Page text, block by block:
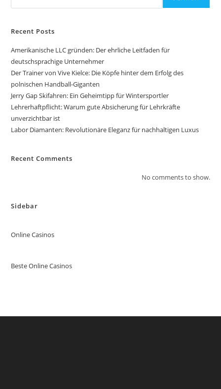
Recent Posts
Amerikanische LLC gründen: Der ehrliche Leitfaden für
deutschsprachige Unternehmer
Der Trainer von Vive Kielce: Die Köpfe hinter dem Erfolg des
polnischen Handball-Giganten
Jerry Gap Skifahren: Ein Geheimtipp für Wintersportler
Lehrerhaftpflicht: Warum gute Absicherung für Lehrkräfte
unverzichtbar ist
Labor Diamanten: Revolutionäre Eleganz für nachhaltigen Luxus
Recent Comments
No comments to show.
Sidebar
Online Casinos
Beste Online Casinos